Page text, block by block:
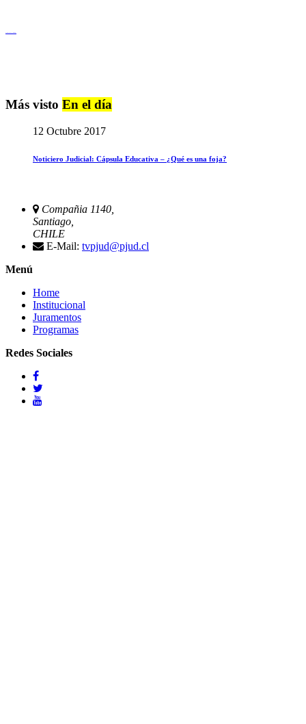
Más visto En el día
12 Octubre 2017
Noticiero Judicial: Cápsula Educativa – ¿Qué es una foja?
Compañia 1140,
Santiago,
CHILE
E-Mail: tvpjud@pjud.cl
Menú
Home
Institucional
Juramentos
Programas
Redes Sociales